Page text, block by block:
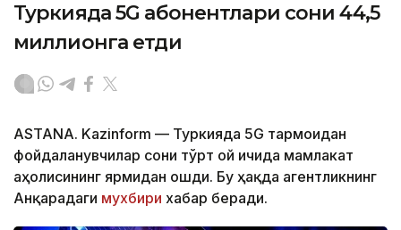
Туркияда 5G абонентлари сони 44,5
миллионга етди
ASTANA. Kazinform — Туркияда 5G тармоғидан
фойдаланувчилар сони тўрт ой ичида мамлакат
аҳолисининг ярмидан ошди. Бу ҳақда агентликнинг
Анқарадаги мухбири хабар беради.